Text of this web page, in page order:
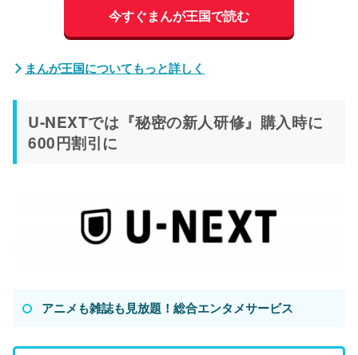
今すぐまんが王国で読む
まんが王国についてもっと詳しく
U-NEXTでは『秘密の新人研修』購入時に
600円割引に
アニメも雑誌も見放題！総合エンタメサービス